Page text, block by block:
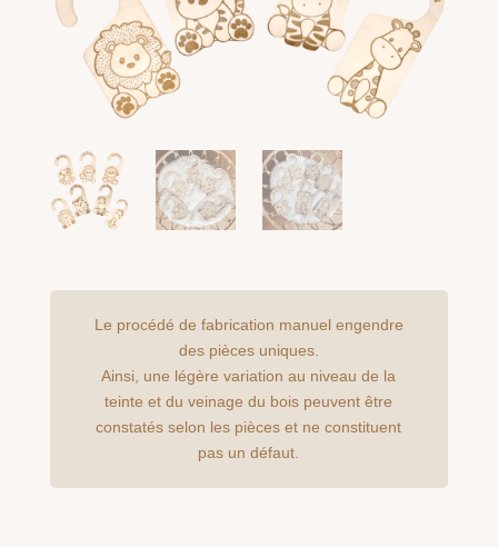
Le procédé de fabrication manuel engendre
des pièces uniques.
Ainsi, une légère variation au niveau de la
teinte et du veinage du bois peuvent être
constatés selon les pièces et ne constituent
pas un défaut.